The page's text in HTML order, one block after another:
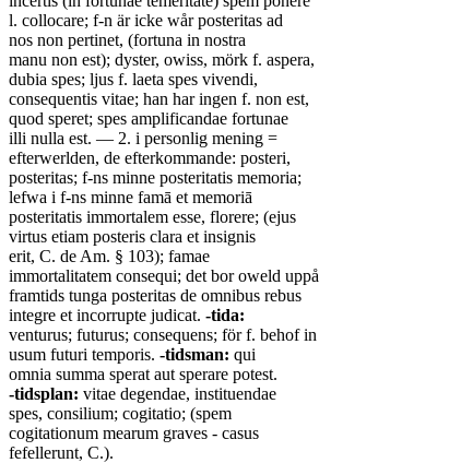
l. collocare; f-n är icke wår posteritas ad
nos non pertinet, (fortuna in nostra
manu non est); dyster, owiss, mörk f. aspera,
dubia spes; ljus f. laeta spes vivendi,
consequentis vitae; han har ingen f. non est,
quod speret; spes amplificandae fortunae
illi nulla est. — 2. i personlig mening =
efterwerlden, de efterkommande: posteri,
posteritas; f-ns minne posteritatis memoria;
lefwa i f-ns minne famā et memoriā
posteritatis immortalem esse, florere; (ejus
virtus etiam posteris clara et insignis
erit, C. de Am. § 103); famae
immortalitatem consequi; det bor oweld uppå
framtids tunga posteritas de omnibus rebus
integre et incorrupte judicat. -tida:
venturus; futurus; consequens; för f. behof in
usum futuri temporis. -tidsman: qui
omnia summa sperat aut sperare potest.
-tidsplan: vitae degendae, instituendae
spes, consilium; cogitatio; (spem
cogitationum mearum graves - casus
fefellerunt, C.).